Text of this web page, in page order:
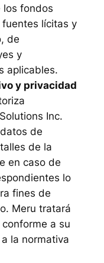
los fondos
lícitas y
de
y
aplicables.
y privacidad
Inc.
de
de la
en caso de
lo
fines de
Meru tratará
a su
la normativa